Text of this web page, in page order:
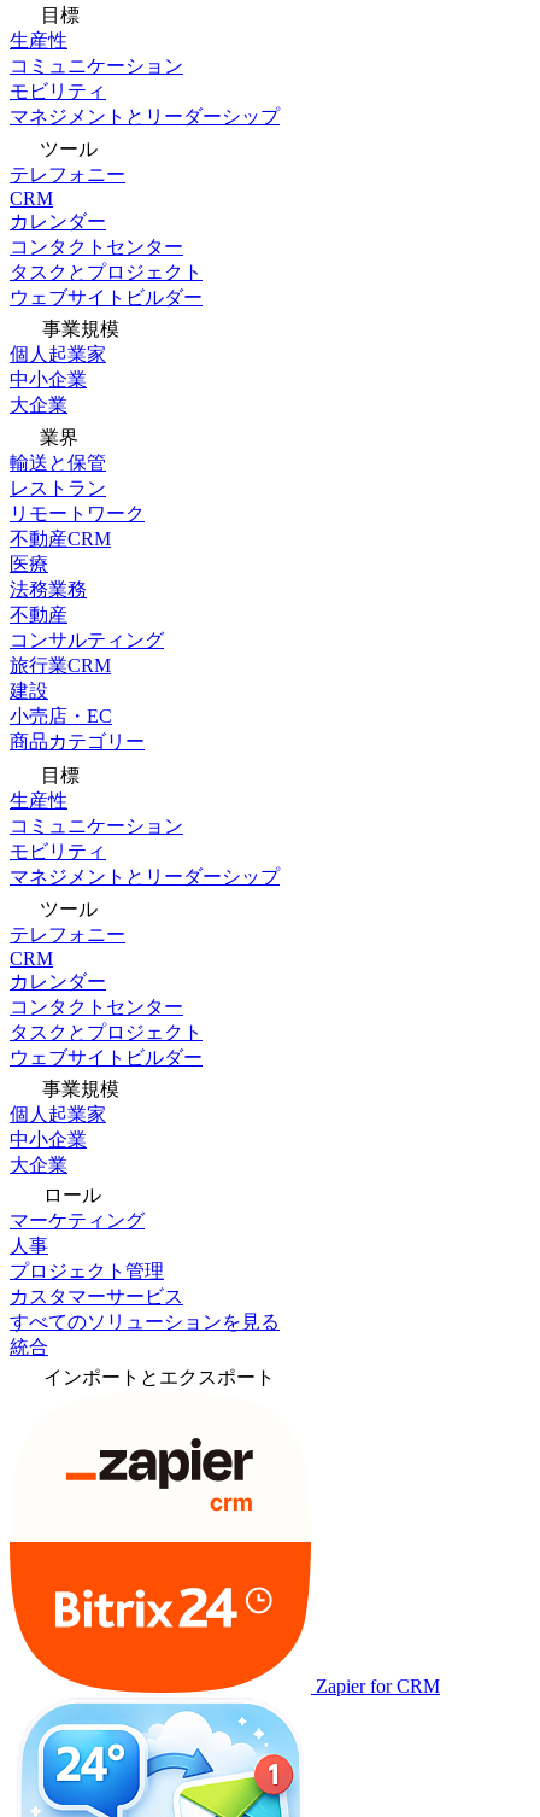
目標
生産性
コミュニケーション
モビリティ
マネジメントとリーダーシップ
ツール
テレフォニー
CRM
カレンダー
コンタクトセンター
タスクとプロジェクト
ウェブサイトビルダー
事業規模
個人起業家
中小企業
大企業
業界
輸送と保管
レストラン
リモートワーク
不動産CRM
医療
法務業務
不動産
コンサルティング
旅行業CRM
建設
小売店・EC
商品カテゴリー
目標
生産性
コミュニケーション
モビリティ
マネジメントとリーダーシップ
ツール
テレフォニー
CRM
カレンダー
コンタクトセンター
タスクとプロジェクト
ウェブサイトビルダー
事業規模
個人起業家
中小企業
大企業
ロール
マーケティング
人事
プロジェクト管理
カスタマーサービス
すべてのソリューションを見る
統合
インポートとエクスポート
Zapier for CRM